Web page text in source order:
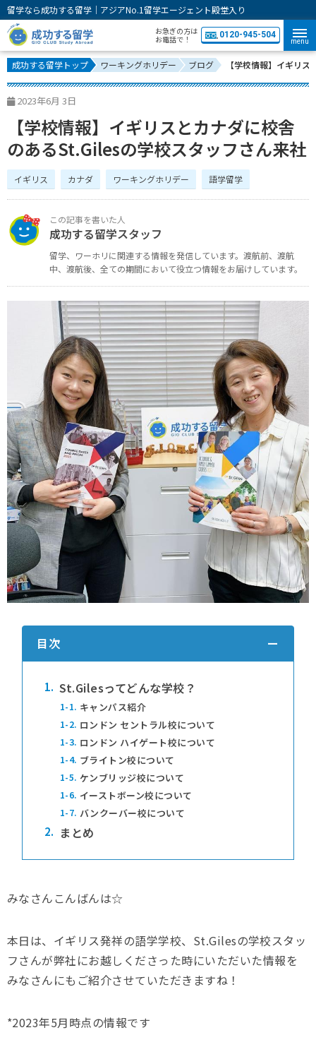
留学なら成功する留学｜アジアNo.1留学エージェント殿堂入り
お急ぎの方は
お電話で！
0120-945-504
menu
成功する留学トップ ワーキングホリデー ブログ 【学校情報】イギリ
2023年6月 3日
【学校情報】イギリスとカナダに校舎
のあるSt.Gilesの学校スタッフさん来社
イギリス カナダ ワーキングホリデー 語学留学
成功する留学スタッフ
留学、ワーホリに関連する情報を発信しています。 渡航前、渡航
中、渡航後、全ての期間において役立つ情報をお届けしています。
目次
1. St.Gilesってどんな学校？
1-1. キャンパス紹介
1-2. ロンドン セントラル校について
1-3. ロンドン ハイゲート校について
1-4. ブライトン校について
1-5. ケンブリッジ校について
1-6. イーストボーン校について
1-7. バンクーバー校について
2. まとめ
みなさんこんばんは☆
本日は、イギリス発祥の語学学校、St.Gilesの学校スタッ
フさんが弊社にお越しくださった時にいただいた情報を
みなさんにもご紹介させていただきますね！
*2023年5月時点の情報です